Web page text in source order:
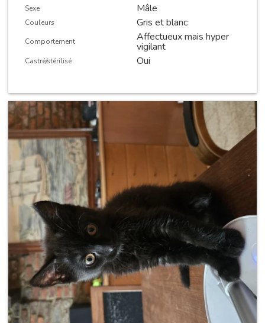
Sexe Mâle
Couleurs Gris et blanc
Comportement Affectueux mais hyper
vigilant
Castré/stérilisé Oui